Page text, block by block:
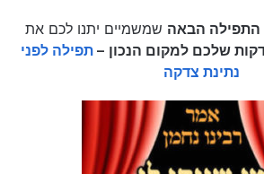
הבאה שמשמיים יתנו לכם את
שלכם למקום הנכון –תפילה לפני
נתינת צדקה